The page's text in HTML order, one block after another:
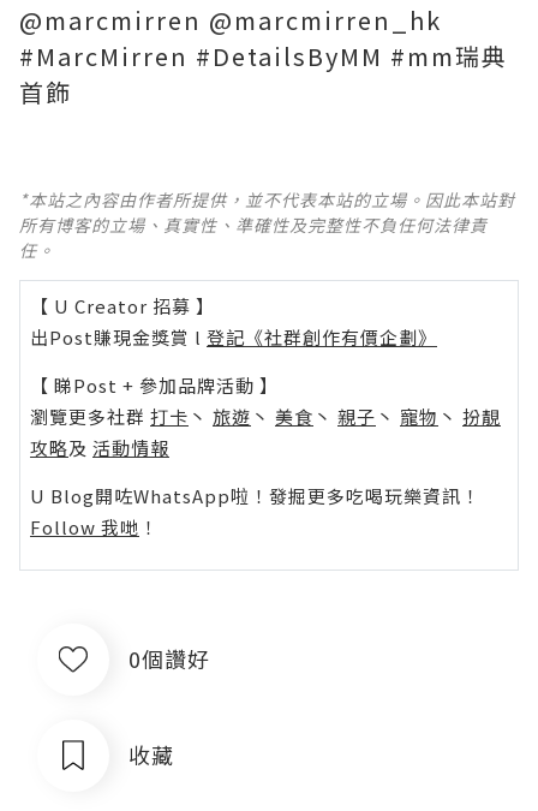
@marcmirren @marcmirren_hk
#MarcMirren #DetailsByMM #mm瑞典
首飾
*本站之內容由作者所提供，並不代表本站的立場。因此本站對
所有博客的立場、真實性、準確性及完整性不負任何法律責
任。
【 U Creator 招募 】
出Post賺現金獎賞 l 登記《社群創作有價企劃》
【 睇Post + 參加品牌活動 】
瀏覽更多社群 打卡 丶 旅遊 丶 美食 丶 親子 丶 寵物 丶 扮靚
攻略及 活動情報
U Blog開咗WhatsApp啦！發掘更多吃喝玩樂資訊！
Follow 我哋 ！
0個讚好
收藏